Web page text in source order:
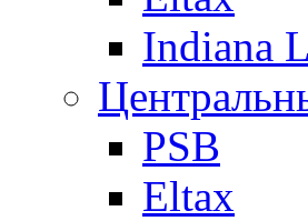
Indiana
PSB
Eltax